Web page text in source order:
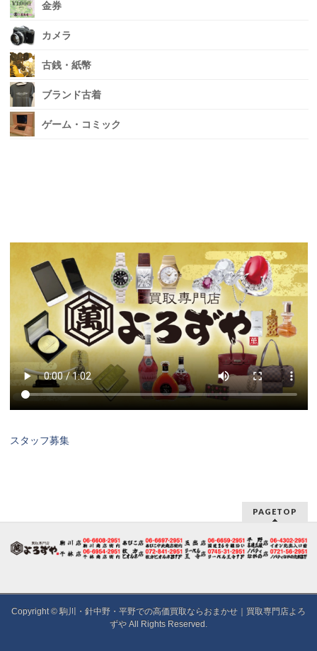
金券
カメラ
古銭・紙幣
ブランド古着
ゲーム・コミック
スタッフ募集
PAGETOP
Copyright © 駒川・針中野・平野での高価買取ならおまかせ｜買取専門店よろ
ずやAll Rights Reserved.